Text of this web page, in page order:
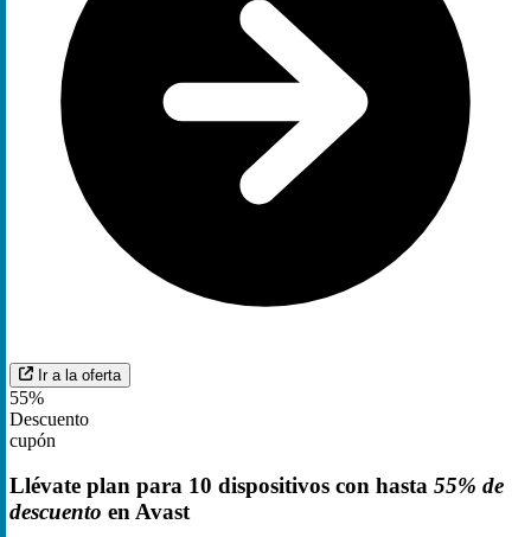
Ir a la oferta
55%
Descuento
cupón
Llévate plan para 10 dispositivos con hasta 55% de
descuento en Avast